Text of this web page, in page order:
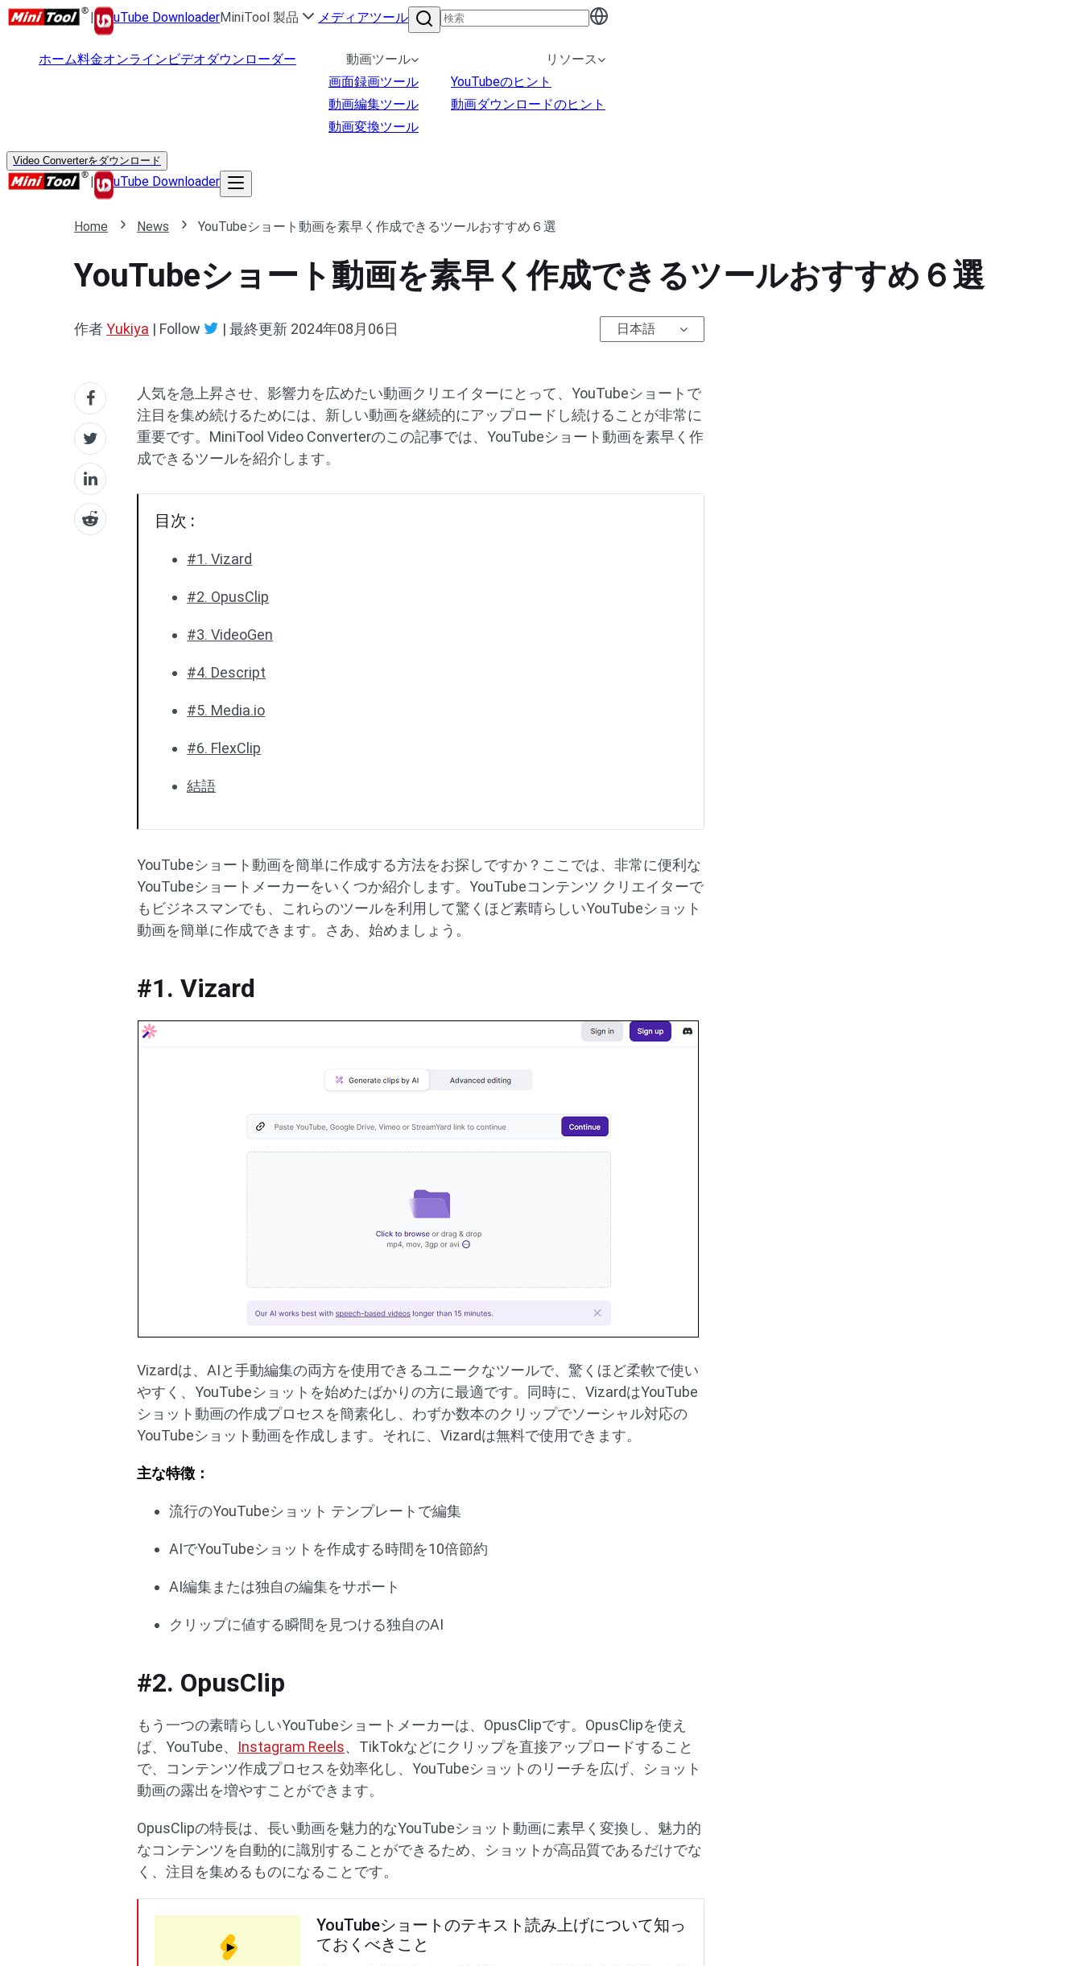
| uTube DownloaderMiniTool 製品 メディアツール
ホーム料金オンラインビデオダウンローダー
動画ツール
画面録画ツール
動画編集ツール
動画変換ツール
リソース
YouTubeのヒント
動画ダウンロードのヒント
Video Converterをダウンロード
| uTube Downloader
Home News YouTubeショート動画を素早く作成できるツールおすすめ６選
YouTubeショート動画を素早く作成できるツールおすすめ６選
作者Yukiya | Follow | 最終更新 2024年08月06日 日本語
人気を急上昇させ、影響力を広めたい動画クリエイターにとって、YouTubeショートで
注目を集め続けるためには、新しい動画を継続的にアップロードし続けることが非常に
重要です。MiniTool Video Converterのこの記事では、YouTubeショート動画を素早く作
成できるツールを紹介します。
目次 :
#1. Vizard
#2. OpusClip
#3. VideoGen
#4. Descript
#5. Media.io
#6. FlexClip
結語
YouTubeショート動画を簡単に作成する方法をお探しですか？ここでは、非常に便利な
YouTubeショートメーカーをいくつか紹介します。YouTubeコンテンツ クリエイターで
もビジネスマンでも、これらのツールを利用して驚くほど素晴らしいYouTubeショット
動画を簡単に作成できます。さあ、始めましょう。
#1. Vizard
Vizardは、AIと手動編集の両方を使用できるユニークなツールで、驚くほど柔軟で使い
やすく、YouTubeショットを始めたばかりの方に最適です。同時に、VizardはYouTube
ショット動画の作成プロセスを簡素化し、わずか数本のクリップでソーシャル対応の
YouTubeショット動画を作成します。それに、Vizardは無料で使用できます。
主な特徴：
流行のYouTubeショット テンプレートで編集
AIでYouTubeショットを作成する時間を10倍節約
AI編集または独自の編集をサポート
クリップに値する瞬間を見つける独自のAI
#2. OpusClip
もう一つの素晴らしいYouTubeショートメーカーは、OpusClipです。OpusClipを使え
ば、YouTube、 Instagram Reels、TikTokなどにクリップを直接アップロードすること
で、コンテンツ作成プロセスを効率化し、YouTubeショットのリーチを広げ、ショット
動画の露出を増やすことができます。
OpusClipの特長は、長い動画を魅力的なYouTubeショット動画に素早く変換し、魅力的
なコンテンツを自動的に識別することができるため、ショットが高品質であるだけでな
く、注目を集めるものになることです。
YouTubeショートのテキスト読み上げについて知っ
ておくべきこと